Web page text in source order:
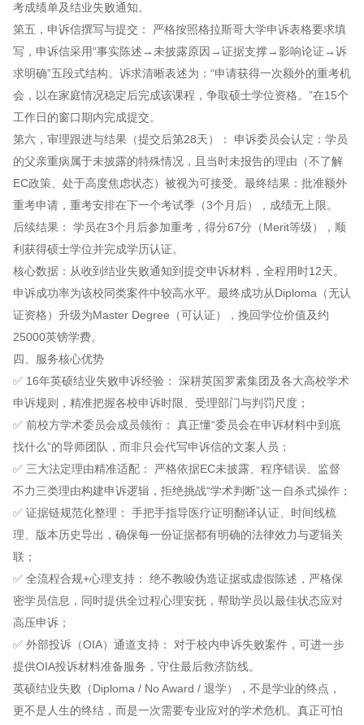
考成绩单及结业失败通知。
第五，申诉信撰写与提交： 严格按照格拉斯哥大学申诉表格要求填
写，申诉信采用“事实陈述→未披露原因→证据支撑→影响论证→诉
求明确”五段式结构。诉求清晰表述为：“申请获得一次额外的重考机
会，以在家庭情况稳定后完成该课程，争取硕士学位资格。”在15个
工作日的窗口期内完成提交。
第六，审理跟进与结果（提交后第28天）： 申诉委员会认定：学员
的父亲重病属于未披露的特殊情况，且当时未报告的理由（不了解
EC政策、处于高度焦虑状态）被视为可接受。最终结果：批准额外
重考申请，重考安排在下一个考试季（3个月后），成绩无上限。
后续结果： 学员在3个月后参加重考，得分67分（Merit等级），顺
利获得硕士学位并完成学历认证。
核心数据：从收到结业失败通知到提交申诉材料，全程用时12天。
申诉成功率为该校同类案件中较高水平。最终成功从Diploma（无认
证资格）升级为Master Degree（可认证），挽回学位价值及约
25000英镑学费。
四、服务核心优势
✅ 16年英硕结业失败申诉经验： 深耕英国罗素集团及各大高校学术
申诉规则，精准把握各校申诉时限、受理部门与判罚尺度；
✅ 前校方学术委员会成员领衔： 真正懂“委员会在申诉材料中到底
找什么”的导师团队，而非只会代写申诉信的文案人员；
✅ 三大法定理由精准适配： 严格依据EC未披露、程序错误、监督
不力三类理由构建申诉逻辑，拒绝挑战“学术判断”这一自杀式操作；
✅ 证据链规范化整理： 手把手指导医疗证明翻译认证、时间线梳
理、版本历史导出，确保每一份证据都有明确的法律效力与逻辑关
联；
✅ 全流程合规+心理支持： 绝不教唆伪造证据或虚假陈述，严格保
密学员信息，同时提供全过程心理安抚，帮助学员以最佳状态应对
高压申诉；
✅ 外部投诉（OIA）通道支持： 对于校内申诉失败案件，可进一步
提供OIA投诉材料准备服务，守住最后救济防线。
英硕结业失败（Diploma / No Award / 退学），不是学业的终点，
更不是人生的终结，而是一次需要专业应对的学术危机。真正可怕